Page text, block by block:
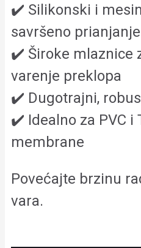
✔️ Silikonski i
savršeno prianjanje
✔️ Široke mlaznice
varenje preklopa
✔️ Dugotrajni,
✔️ Idealno za PVC i
membrane
Povećajte brzinu
vara.